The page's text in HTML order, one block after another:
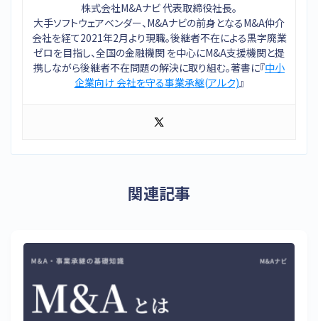
株式会社M&Aナビ 代表取締役社長。
大手ソフトウェアベンダー、M&Aナビの前身となるM&A仲介
会社を経て2021年2月より現職。後継者不在による黒字廃業
ゼロを目指し、全国の金融機関 を中心にM&A支援機関と提
携しながら後継者不在問題の解決に取り組む。著書に『中小
企業向け 会社を守る事業承継(アルク)』
関連記事